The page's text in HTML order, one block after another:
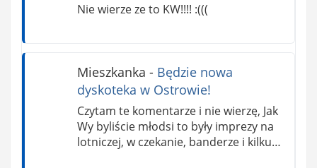
Nie wierze ze to KW!!!! :(((
Mieszkanka - Będzie nowa
dyskoteka w Ostrowie!
Czytam te komentarze i nie wierzę, Jak
Wy byliście młodsi to były imprezy na
lotniczej, w czekanie, banderze i kilku…